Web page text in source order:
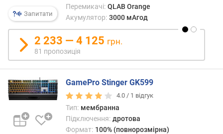
о
д
а
в
а
н
н
я
з
а
Запитати
Перемикачі: QLAB Orange
Акумулятор: 3000 мАгод
2 233 — 4 125 грн.
81 пропозиція
GamePro Stinger GK599
4.0 / 1 відгук
Тип: мембранна
Підключення: дротова
Формат: 100% (повнорозмірна)